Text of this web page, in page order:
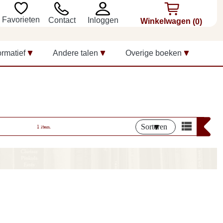
Favorieten Contact Inloggen Winkelwagen (0)
Andere talen Overige boeken
1 item. Sorteren